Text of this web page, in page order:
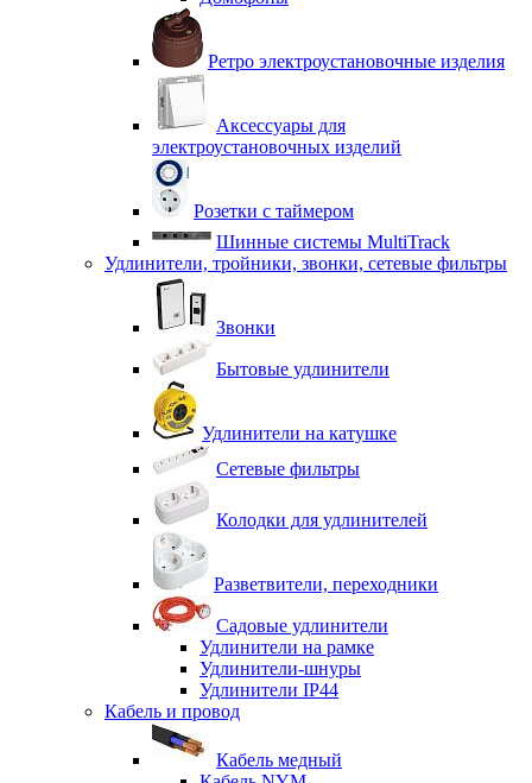
Ретро электроустановочные изделия
Аксессуары для
электроустановочных изделий
Розетки с таймером
Шинные системы MultiTrack
Удлинители, тройники, звонки, сетевые фильтры
Звонки
Бытовые удлинители
Удлинители на катушке
Сетевые фильтры
Колодки для удлинителей
Разветвители, переходники
Садовые удлинители
Удлинители на рамке
Удлинители-шнуры
Удлинители IP44
Кабель и провод
Кабель медный